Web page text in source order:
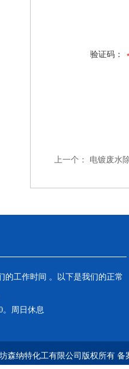
验证码：
上一个： 电镀废水
的工作时间 。以下是我们的正常
。周日休息
森纳特化工有限公司版权所有 备